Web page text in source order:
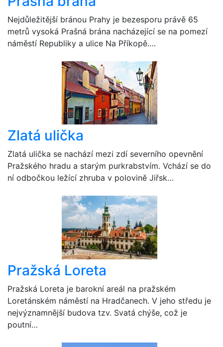
Nejdůležitější bránou Prahy je bezesporu právě 65
metrů vysoká Prašná brána nacházející se na pomezí
náměstí Republiky a ulice Na Příkopě.…
Zlatá ulička
Zlatá ulička se nachází mezi zdí severního opevnění
Pražského hradu a starým purkrabstvím. Vchází se do
ní odbočkou ležící zhruba v polovině Jiřsk…
Pražská Loreta
Pražská Loreta je barokní areál na pražském
Loretánském náměstí na Hradčanech. V jeho středu je
nejvýznamnější budova tzv. Svatá chýše, což je
poutní…